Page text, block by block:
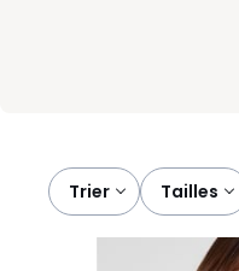
Trier
tailles